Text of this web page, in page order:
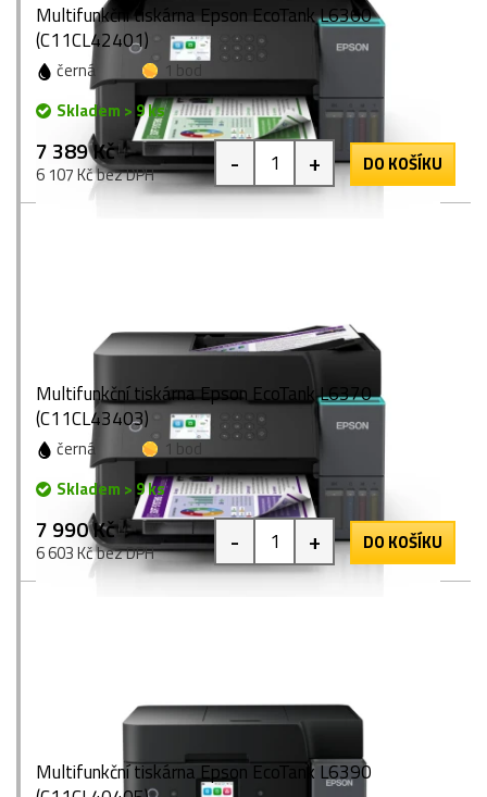
Multifunkční tiskárna Epson EcoTank L6360
(C11CL42401)
černá
1 bod
Skladem > 9 ks
7 389 Kč
6 107 Kč bez DPH - + DO KOŠÍKU
Multifunkční tiskárna Epson EcoTank L6370
(C11CL43403)
černá
1 bod
Skladem > 9 ks
7 990 Kč
6 603 Kč bez DPH - + DO KOŠÍKU
Multifunkční tiskárna Epson EcoTank L6390